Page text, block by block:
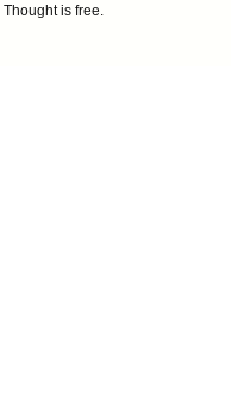
Thought is free